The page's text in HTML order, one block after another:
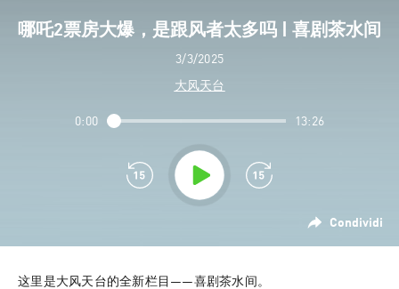
哪吒2票房大爆，是跟风者太多吗 | 喜剧茶水间
3/3/2025
大风天台
Condividi
0:00 13:26
这里是大风天台的全新栏目——喜剧茶水间。